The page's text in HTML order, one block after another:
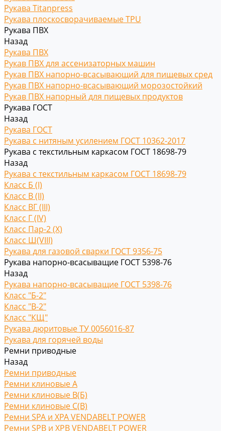
Рукава Titanpress
Рукава плоскосворачиваемые TPU
Рукава ПВХ
Назад
Рукава ПВХ
Рукав ПВХ для ассенизаторных машин
Рукав ПВХ напорно-всасывающий для пищевых сред
Рукав ПВХ напорно-всасывающий морозостойкий
Рукав ПВХ напорный для пищевых продуктов
Рукава ГОСТ
Назад
Рукава ГОСТ
Рукава с нитяным усилением ГОСТ 10362-2017
Рукава с текстильным каркасом ГОСТ 18698-79
Назад
Рукава с текстильным каркасом ГОСТ 18698-79
Класс Б (I)
Класс В (II)
Класс ВГ (III)
Класс Г (IV)
Класс Пар-2 (X)
Класс Ш(VIII)
Рукава для газовой сварки ГОСТ 9356-75
Рукава напорно-всасыващие ГОСТ 5398-76
Назад
Рукава напорно-всасыващие ГОСТ 5398-76
Класс "Б-2"
Класс "В-2"
Класс "КЩ"
Рукава дюритовые ТУ 0056016-87
Рукава для горячей воды
Ремни приводные
Назад
Ремни приводные
Ремни клиновые A
Ремни клиновые В(Б)
Ремни клиновые С(B)
Ремни SPA и XPA VENDABELT POWER
Ремни SPB и XPB VENDABELT POWER